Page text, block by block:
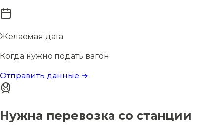
Желаемая дата
Когда нужно подать вагон
Отправить данные →
Нужна перевозка со станции